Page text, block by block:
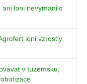
loni nevymanilo
loni vzrostly
v tuzemsku,